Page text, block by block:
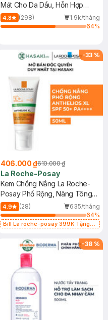
Mát Cho Da Dầu, Hỗn Hợp
400ml
4.8 (298)
1.9k/tháng
64%
-33 %
406.000 ₫610.000 ₫
La Roche-Posay
Kem Chống Nắng La Roche-
Posay Phổ Rộng, Nâng Tông
Kiềm Dầu 50ml
4.9 (28)
635/tháng
64%
Bill La roche-posay 399K Tặng
(SL có hạn)
-38 %